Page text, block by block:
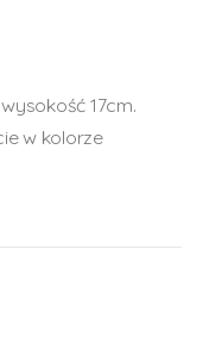
17cm.
w kolorze